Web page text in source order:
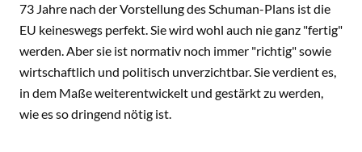
73 Jahre nach der Vorstellung des Schuman-Plans ist die
EU keineswegs perfekt. Sie wird wohl auch nie ganz "fertig"
werden. Aber sie ist normativ noch immer "richtig" sowie
wirtschaftlich und politisch unverzichtbar. Sie verdient es,
in dem Maße weiterentwickelt und gestärkt zu werden,
wie es so dringend nötig ist.